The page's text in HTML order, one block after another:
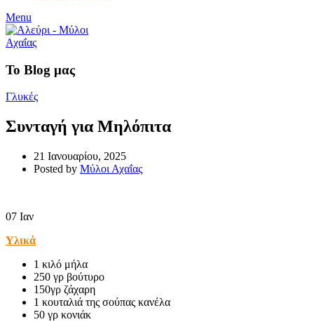
Menu
Το Blog μας
Γλυκές
Συνταγή για Μηλόπιτα
21 Ιανουαρίου, 2025
Posted by Μύλοι Αχαΐας
07 Ιαν
Υλικά
1 κιλό μήλα
250 γρ βούτυρο
150γρ ζάχαρη
1 κουταλιά της σούπας κανέλα
50 γρ κονιάκ